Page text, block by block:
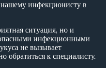
инфекционисту в
ситуация, но и
инфекционными
не вызывает
обратиться к специалисту.